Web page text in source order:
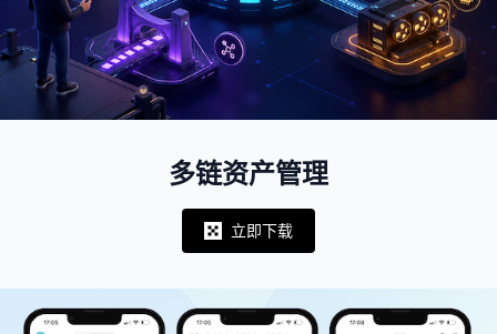
多链资产管理
Notifications
立即下载